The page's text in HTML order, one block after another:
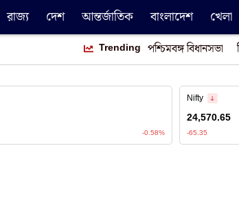
রাজ্য দেশ আন্তর্জাতিক বাংলাদেশ খেলা
Trending পশ্চিমবঙ্গ বিধানসভা